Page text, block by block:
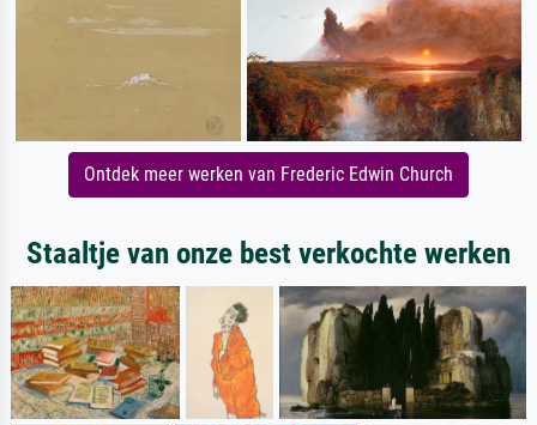
Ontdek meer werken van Frederic Edwin Church
Staaltje van onze best verkochte werken